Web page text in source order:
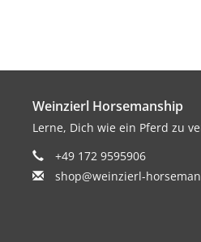
Weinzierl Horsemanship
Lerne, Dich wie ein Pferd zu
+49 172 9595906
shop@weinzierl-